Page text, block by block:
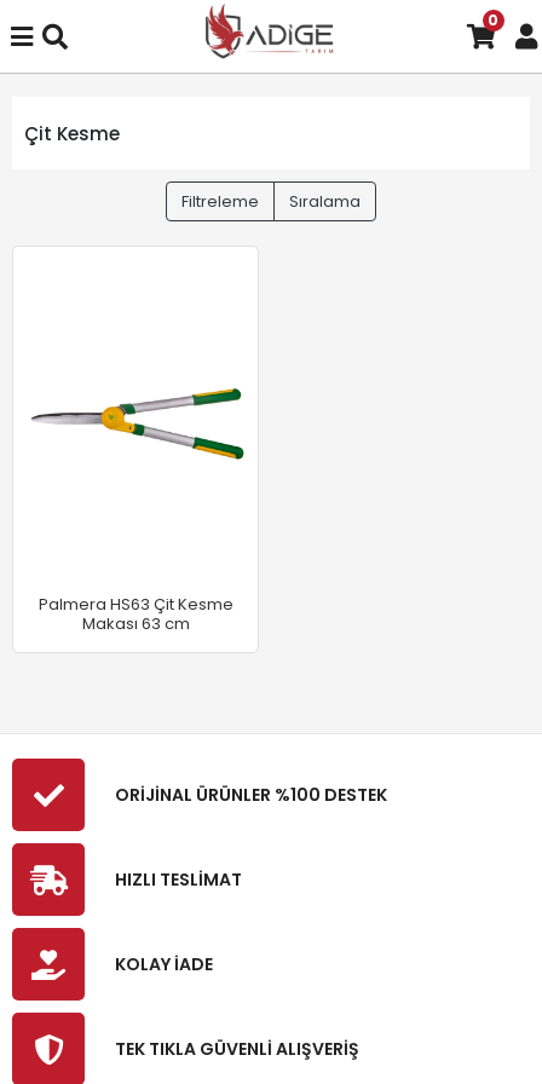
0
Çit Kesme
Filtreleme Sıralama
Palmera HS63 Çit Kesme
Makası 63 cm
ORİJİNAL ÜRÜNLER %100 DESTEK
HIZLI TESLİMAT
KOLAY İADE
TEK TIKLA GÜVENLİ ALIŞVERİŞ